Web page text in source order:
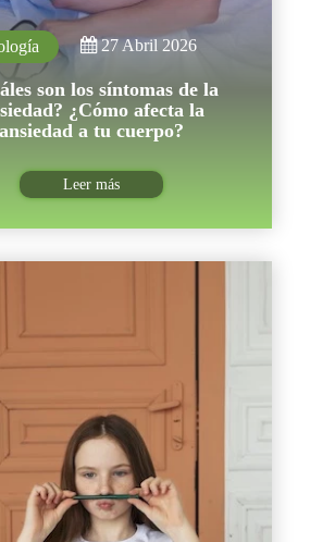
27 Abril 2026
son los síntomas de la
¿Cómo afecta la
ansiedad a tu cuerpo?
Leer más